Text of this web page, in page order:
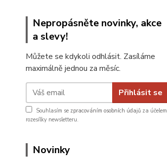
Nepropásněte novinky, akce
a slevy!
Můžete se kdykoli odhlásit. Zasíláme
maximálně jednou za měsíc.
Přihlásit se
Souhlasím se zpracováním osobních údajů za účelem
rozesílky newsletteru.
Novinky